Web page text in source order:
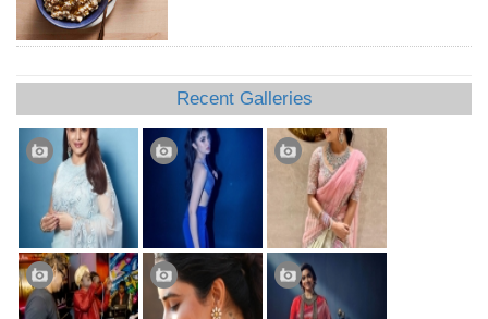
Recent Galleries